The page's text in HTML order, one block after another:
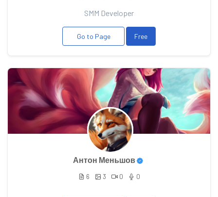
SMM Developer
Go to Page Free
Антон Меньшов
6 3 0 0